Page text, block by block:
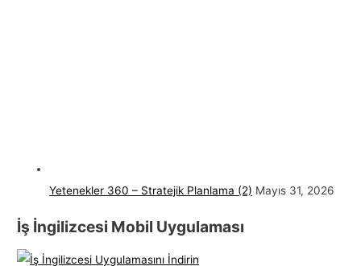
Yetenekler 360 – Stratejik Planlama (2) Mayıs 31, 2026
İş İngilizcesi Mobil Uygulaması